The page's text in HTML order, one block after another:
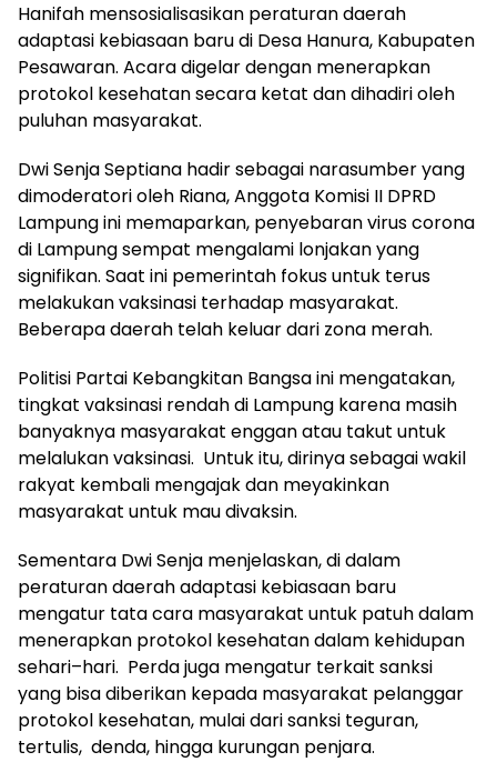
Hanifah mensosialisasikan peraturan daerah
adaptasi kebiasaan baru di Desa Hanura, Kabupaten
Pesawaran. Acara digelar dengan menerapkan
protokol kesehatan secara ketat dan dihadiri oleh
puluhan masyarakat.
Dwi Senja Septiana hadir sebagai narasumber yang
dimoderatori oleh Riana, Anggota Komisi II DPRD
Lampung ini memaparkan, penyebaran virus corona
di Lampung sempat mengalami lonjakan yang
signifikan. Saat ini pemerintah fokus untuk terus
melakukan vaksinasi terhadap masyarakat.
Beberapa daerah telah keluar dari zona merah.
Politisi Partai Kebangkitan Bangsa ini mengatakan,
tingkat vaksinasi rendah di Lampung karena masih
banyaknya masyarakat enggan atau takut untuk
melalukan vaksinasi. Untuk itu, dirinya sebagai wakil
rakyat kembali mengajak dan meyakinkan
masyarakat untuk mau divaksin.
Sementara Dwi Senja menjelaskan, di dalam
peraturan daerah adaptasi kebiasaan baru
mengatur tata cara masyarakat untuk patuh dalam
menerapkan protokol kesehatan dalam kehidupan
sehari–hari. Perda juga mengatur terkait sanksi
yang bisa diberikan kepada masyarakat pelanggar
protokol kesehatan, mulai dari sanksi teguran,
tertulis, denda, hingga kurungan penjara.